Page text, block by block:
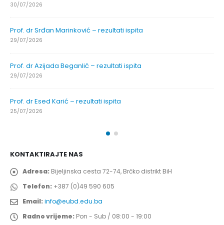
30/07/2026
Prof. dr Srđan Marinković – rezultati ispita
29/07/2026
Prof. dr Azijada Beganlić – rezultati ispita
29/07/2026
Prof. dr Esed Karić – rezultati ispita
25/07/2026
KONTAKTIRAJTE NAS
Adresa: Bijeljinska cesta 72-74, Brčko distrikt BiH
Telefon: +387 (0)49 590 605
Email:info@eubd.edu.ba
Radno vrijeme: Pon - Sub / 08:00 - 19:00